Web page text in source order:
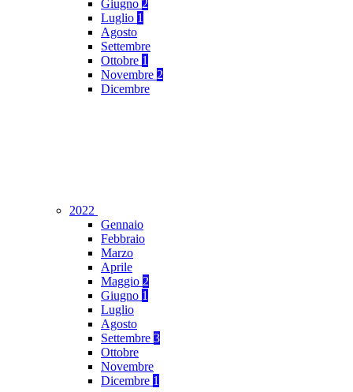
Giugno 2
Luglio 1
Agosto
Settembre
Ottobre 1
Novembre 2
Dicembre
2022
Gennaio
Febbraio
Marzo
Aprile
Maggio 2
Giugno 1
Luglio
Agosto
Settembre 3
Ottobre
Novembre
Dicembre 1